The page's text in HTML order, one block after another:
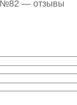
№82 — отзывы